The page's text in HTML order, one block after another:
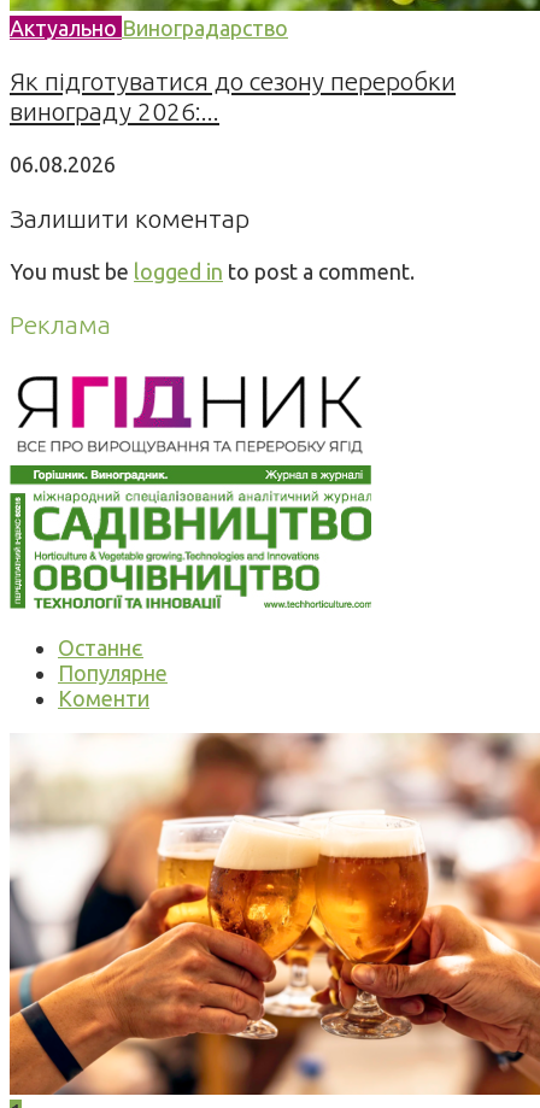
Актуально Виноградарство
Як підготуватися до сезону переробки
винограду 2026:...
06.08.2026
Залишити коментар
You must be logged in to post a comment.
Реклама
Останнє
Популярне
Коменти